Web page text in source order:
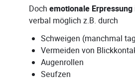
Doch emotionale Erpressung
verbal möglich z.B. durch
Schweigen (manchmal
Vermeiden von
Augenrollen
Seufzen